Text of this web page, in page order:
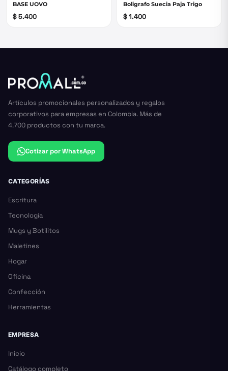
BASE UOVO
$ 5.400
Boligrafo Suecia Paja Trigo
$ 1.400
Artículos promocionales personalizados y regalos
corporativos para empresas en Colombia. Más de
4.700 productos con tu marca.
Cotizar por WhatsApp
CATEGORÍAS
Escritura
Tecnología
Mugs y Botilitos
Maletines
Hogar
Oficina
Confección
Herramientas
EMPRESA
Inicio
Catálogo completo